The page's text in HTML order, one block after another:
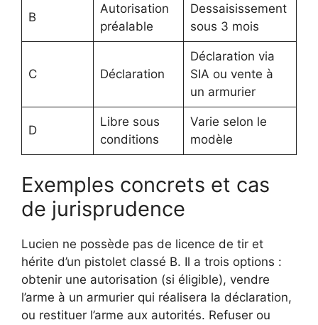
B
Autorisation
préalable
Dessaisissement
sous 3 mois
C Déclaration
Déclaration via
SIA ou vente à
un armurier
D
Libre sous
conditions
Varie selon le
modèle
Exemples concrets et cas
de jurisprudence
Lucien ne possède pas de licence de tir et
hérite d’un pistolet classé B. Il a trois options :
obtenir une autorisation (si éligible), vendre
l’arme à un armurier qui réalisera la déclaration,
ou restituer l’arme aux autorités. Refuser ou